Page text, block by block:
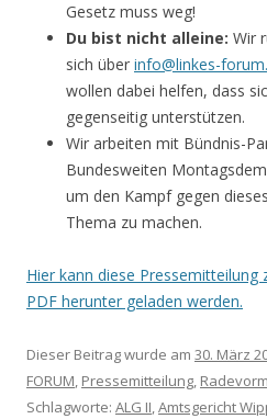
Gesetz muss weg!
Du bist nicht alleine: Wir
sich über info@linkes-
wollen dabei helfen, dass
gegenseitig unterstützen.
Wir arbeiten mit Bündnis-
Bundesweiten
um den Kampf gegen
Thema zu machen.
Hier kann diese Pressemitteilung
PDF herunter geladen werden.
Dieser Beitrag wurde am 30. März
FORUM, Pressemitteilung,
Schlagworte: ALG II,Amtsgericht